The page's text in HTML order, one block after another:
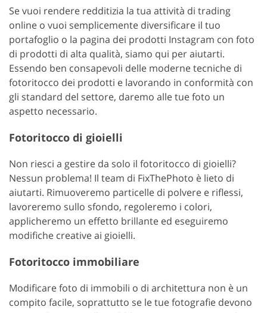
Se vuoi rendere redditizia la tua attività di trading
online o vuoi semplicemente diversificare il tuo
portafoglio o la pagina dei prodotti Instagram con foto
di prodotti di alta qualità, siamo qui per aiutarti.
Essendo ben consapevoli delle moderne tecniche di
fotoritocco dei prodotti e lavorando in conformità con
gli standard del settore, daremo alle tue foto un
aspetto necessario.
Fotoritocco di gioielli
Non riesci a gestire da solo il fotoritocco di gioielli?
Nessun problema! Il team di FixThePhoto è lieto di
aiutarti. Rimuoveremo particelle di polvere e riflessi,
lavoreremo sullo sfondo, regoleremo i colori,
applicheremo un effetto brillante ed eseguiremo
modifiche creative ai gioielli.
Fotoritocco immobiliare
Modificare foto di immobili o di architettura non è un
compito facile, soprattutto se le tue fotografie devono